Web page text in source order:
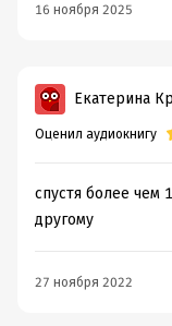
16 ноября 2025
Екатерина
Оценил аудиокнигу
спустя более чем
другому
27 ноября 2022